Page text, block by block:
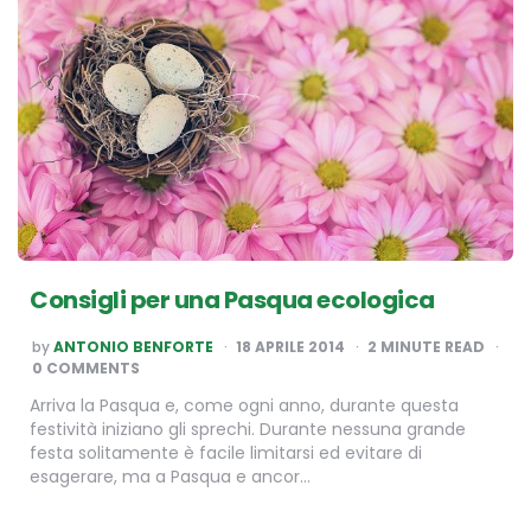
Consigli per una Pasqua ecologica
POSTED
BY
byANTONIO BENFORTE 18 APRILE 2014 2 MINUTE READ
0 COMMENTS
Arriva la Pasqua e, come ogni anno, durante questa
festività iniziano gli sprechi. Durante nessuna grande
festa solitamente è facile limitarsi ed evitare di
esagerare, ma a Pasqua e ancor…